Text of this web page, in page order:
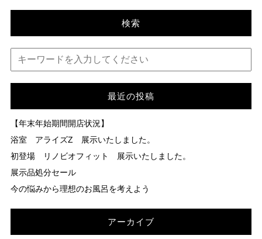
検索
最近の投稿
【年末年始期間開店状況】
浴室 アライズZ 展示いたしました。
初登場 リノビオフィット 展示いたしました。
展示品処分セール
今の悩みから理想のお風呂を考えよう
アーカイブ
て地域の皆様の長年のご愛顧で、 何
とかここまでやってこれました。本
当に地域の皆様のお陰と感謝致して
にショールームを開設させて頂き、
あま市の皆様にも少しづつですが認
知して頂ける様になりました。 これ
からも地域の皆様に愛される様頑張
っていきますので、 今後共宜しくお
い。 決してしつこい営業は致しませ
んので、”見るだけ” でも大歓迎で
す。 外からは見づらいですが、中に
ームに負けない豊富な展示がござい
すので、お仕事帰りにちょっと寄っ
て頂く事も可能です。 勿論事前にお
は、ぜひ、ご連絡・ご来店下さい。
ます。 ショールームの展示品も新し
くなりました、 是非見に来て下さ